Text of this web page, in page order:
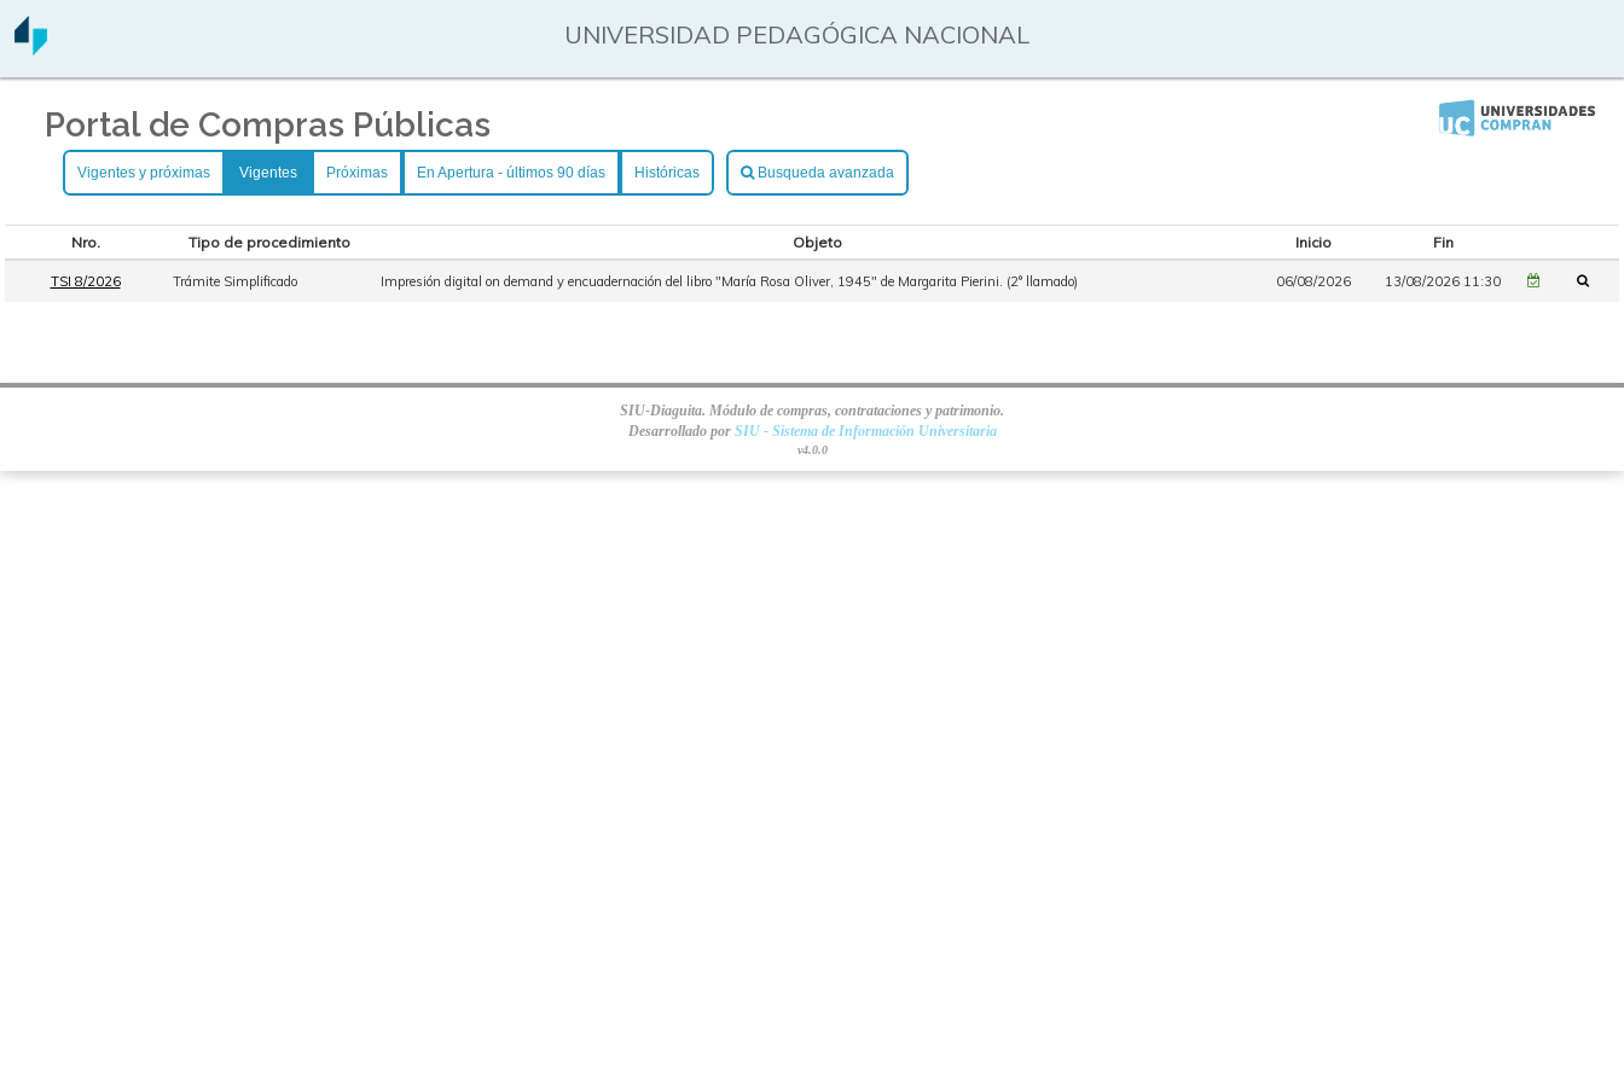
UNIVERSIDAD PEDAGÓGICA NACIONAL
Portal de Compras Públicas
Vigentes y próximas Vigentes Próximas En Apertura - últimos 90 días Históricas Busqueda avanzada
Nro. Tipo de procedimiento Objeto Inicio Fin
TSI 8/2026 Trámite Simplificado Impresión digital on demand y encuadernación del libro "María Rosa Oliver, 1945" de Margarita Pierini. (2° llamado) 06/08/2026 13/08/2026 11:30
SIU-Diaguita. Módulo de compras, contrataciones y patrimonio.
Desarrollado por SIU - Sistema de Información Universitaria
v4.0.0